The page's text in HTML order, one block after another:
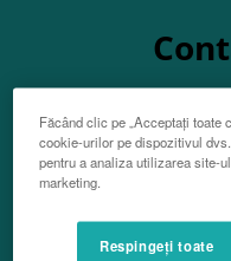
Nume
Făcând clic pe „Acceptați toate
cookie-urilor pe dispozitivul
pentru a analiza utilizarea site-
marketing.
Respingeți toate